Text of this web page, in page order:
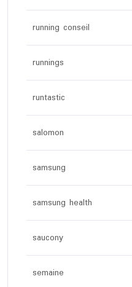
running conseil
runnings
runtastic
salomon
samsung
samsung health
saucony
semaine